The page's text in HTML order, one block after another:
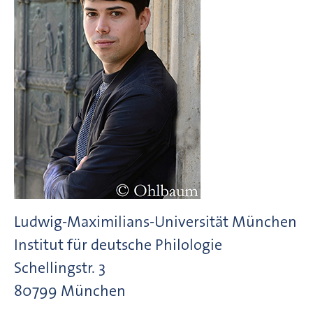
Ludwig-Maximilians-Universität München
Institut für deutsche Philologie
Schellingstr. 3
80799 München